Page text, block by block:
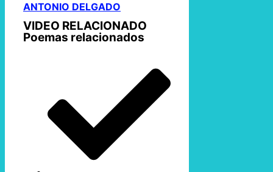
ANTONIO DELGADO
VIDEO RELACIONADO
Poemas relacionados